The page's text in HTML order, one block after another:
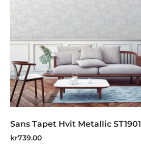
Sans Tapet Hvit Metallic ST1901
kr739.00